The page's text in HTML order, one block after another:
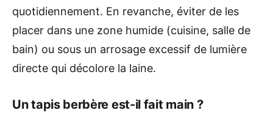
quotidiennement. En revanche, éviter de les
placer dans une zone humide (cuisine, salle de
bain) ou sous un arrosage excessif de lumière
directe qui décolore la laine.
Un tapis berbère est-il fait main ?